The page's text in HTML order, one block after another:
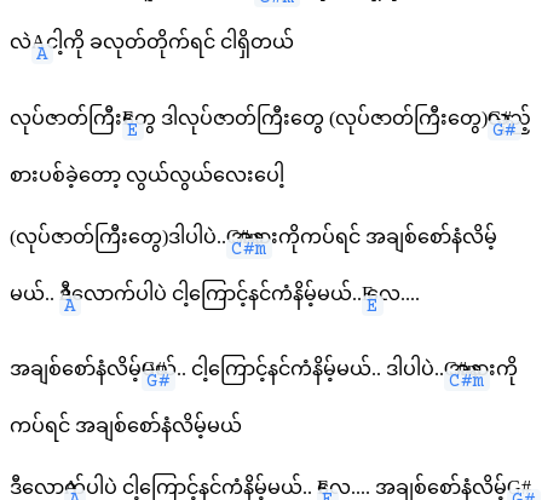
လဲA
.. ငါ့ကို ခလုတ်တိုက်ရင် ငါရှိတယ်
လုပ်ဇာတ်ကြီးE
တွေ ဒါလုပ်ဇာတ်ကြီးတွေ (လုပ်ဇာတ်ကြီးတွေ)G#
လှည့်
စားပစ်ခဲ့တော့ လွယ်လွယ်လေးပေါ့
(လုပ်ဇာတ်ကြီးတွေ)ဒါပါပဲ..C#m
အနားကိုကပ်ရင် အချစ်စော်နံလိမ့်
မယ်.. A
ဒီလောက်ပါပဲ ငါ့ကြောင့်နင်ကံနိမ့်မယ်..E
လေ....
အချစ်စော်နံလိမ့်G#
မယ်.. ငါ့ကြောင့်နင်ကံနိမ့်မယ်.. ဒါပါပဲ..C#m
အနားကို
ကပ်ရင် အချစ်စော်နံလိမ့်မယ်
ဒီလောA
က်ပါပဲ ငါ့ကြောင့်နင်ကံနိမ့်မယ်.. E
လေ.... အချစ်စော်နံလိမ့်G#